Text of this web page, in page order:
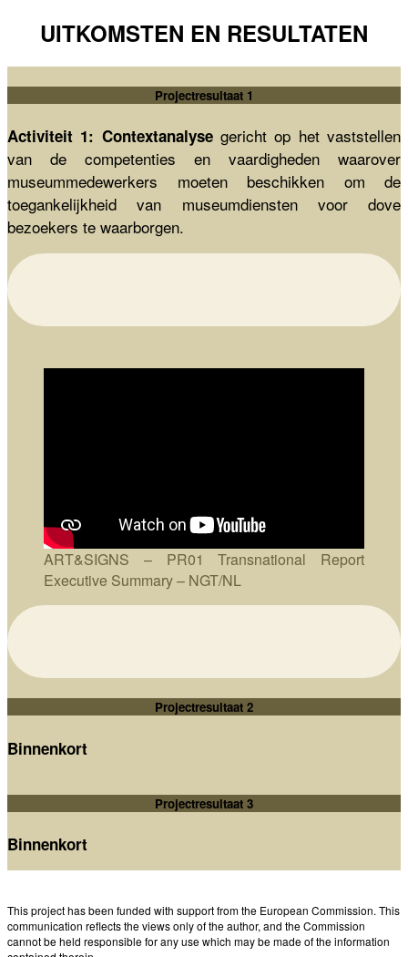
UITKOMSTEN EN RESULTATEN
Projectresultaat 1
Activiteit 1: Contextanalyse gericht op het vaststellen
van de competenties en vaardigheden waarover
museummedewerkers moeten beschikken om de
toegankelijkheid van museumdiensten voor dove
bezoekers te waarborgen.
ART&SIGNS – PR01 Transnational Report
Executive Summary – NGT/NL
Projectresultaat 2
Binnenkort
Projectresultaat 3
Binnenkort
This project has been funded with support from the European Commission. This
communication reflects the views only of the author, and the Commission
cannot be held responsible for any use which may be made of the information